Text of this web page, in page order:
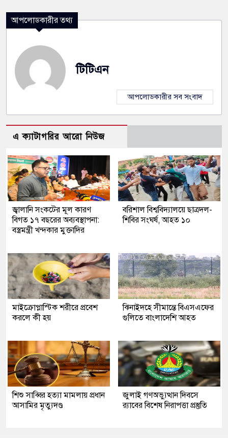
আপলোডকারীর তথ্য
টিটিএন
আপলোডকারীর সব সংবাদ
এ ক্যাটাগরির আরো নিউজ
জ্বালানি সংকটের মূল কারণ
বিগত ১৭ বছরের অব্যবস্থাপনা:
বস্ত্রমন্ত্রী খন্দকার মুক্তাদির
বরিশাল বিশ্ববিদ্যালয়ে ছাত্রদল-
শিবির সংঘর্ষ, আহত ১০
মাইক্রোপ্লাস্টিক শরীরে প্রবেশ
করলে কী হয়
ঝিনাইদহে সীমান্তে বিএসএফের
গুলিতে বাংলাদেশি আহত
শিশু সাব্বির হত্যা মামলায় প্রধান
আসামির মৃত্যুদণ্ড
জুলাই গণঅভ্যুত্থান দিবসে
র‌্যাবের বিশেষ নিরাপত্তা প্রস্তুতি